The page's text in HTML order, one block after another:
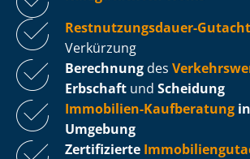
Rest­nut­zungs­dau­er-
Verkürzung
Berechnung des
Erbschaft und Scheidung
Immobilien-Kaufberatung
Umgebung
Zertifizierte